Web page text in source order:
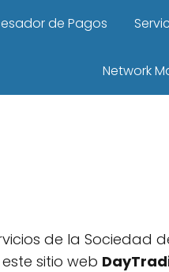
de Pagos
Network
de la Sociedad
sitio web